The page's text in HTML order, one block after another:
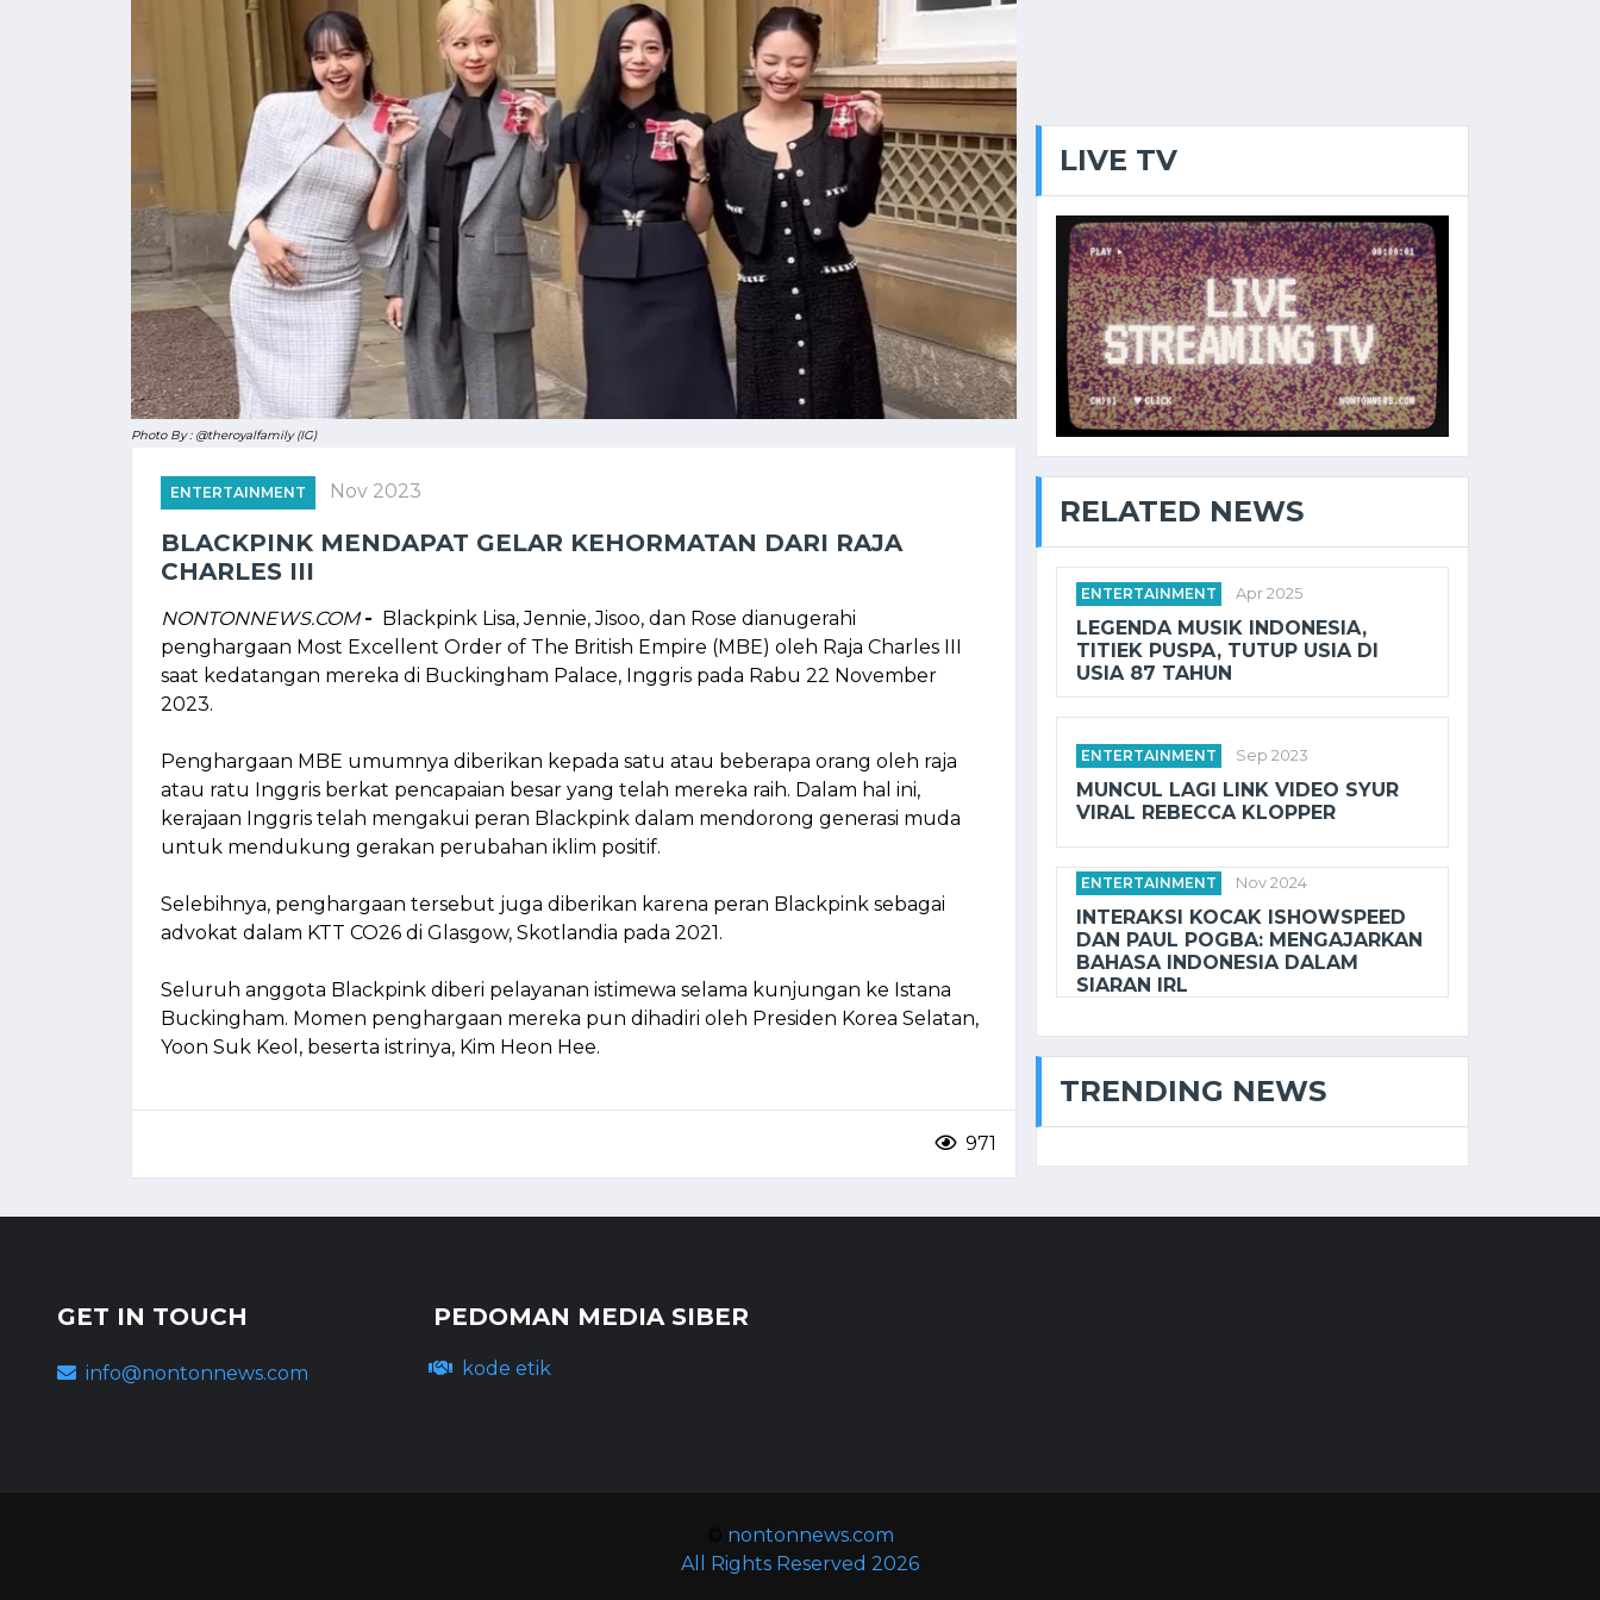
Photo By : @theroyalfamily (IG)
ENTERTAINMENT Nov 2023
BLACKPINK MENDAPAT GELAR KEHORMATAN DARI RAJA
CHARLES III
NONTONNEWS.COM - Blackpink Lisa, Jennie, Jisoo, dan Rose dianugerahi
penghargaan Most Excellent Order of The British Empire (MBE) oleh Raja Charles III
saat kedatangan mereka di Buckingham Palace, Inggris pada Rabu 22 November
2023.
Penghargaan MBE umumnya diberikan kepada satu atau beberapa orang oleh raja
atau ratu Inggris berkat pencapaian besar yang telah mereka raih. Dalam hal ini,
kerajaan Inggris telah mengakui peran Blackpink dalam mendorong generasi muda
untuk mendukung gerakan perubahan iklim positif.
Selebihnya, penghargaan tersebut juga diberikan karena peran Blackpink sebagai
advokat dalam KTT CO26 di Glasgow, Skotlandia pada 2021.
Seluruh anggota Blackpink diberi pelayanan istimewa selama kunjungan ke Istana
Buckingham. Momen penghargaan mereka pun dihadiri oleh Presiden Korea Selatan,
Yoon Suk Keol, beserta istrinya, Kim Heon Hee.
971
LIVE TV
RELATED NEWS
ENTERTAINMENT Apr 2025
LEGENDA MUSIK INDONESIA,
TITIEK PUSPA, TUTUP USIA DI
USIA 87 TAHUN
ENTERTAINMENT Sep 2023
MUNCUL LAGI LINK VIDEO SYUR
VIRAL REBECCA KLOPPER
ENTERTAINMENT Nov 2024
INTERAKSI KOCAK ISHOWSPEED
DAN PAUL POGBA: MENGAJARKAN
BAHASA INDONESIA DALAM
SIARAN IRL
TRENDING NEWS
GET IN TOUCH
info@nontonnews.com
PEDOMAN MEDIA SIBER
kode etik
nontonnews.com
All Rights Reserved 2026